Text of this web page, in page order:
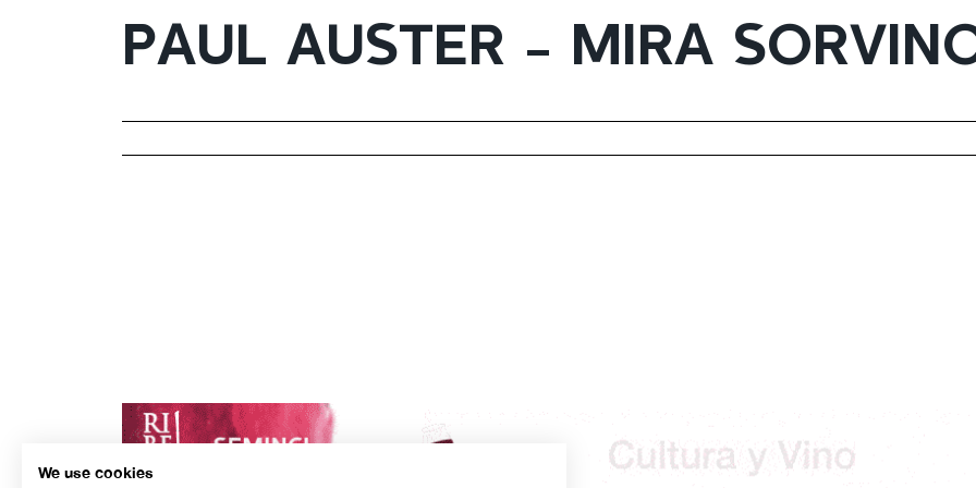
PAUL AUSTER - MIRA
We use cookies